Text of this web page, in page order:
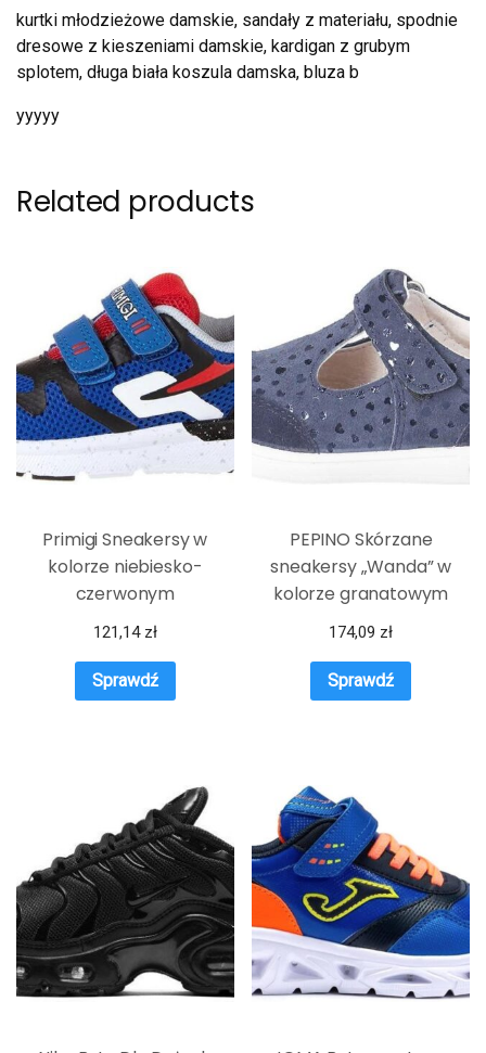
kurtki młodzieżowe damskie, sandały z materiału, spodnie
dresowe z kieszeniami damskie, kardigan z grubym
splotem, długa biała koszula damska, bluza b
yyyyy
Related products
Primigi Sneakersy w
kolorze niebiesko-
czerwonym
121,14 zł
Sprawdź
PEPINO Skórzane
sneakersy „Wanda” w
kolorze granatowym
174,09 zł
Sprawdź